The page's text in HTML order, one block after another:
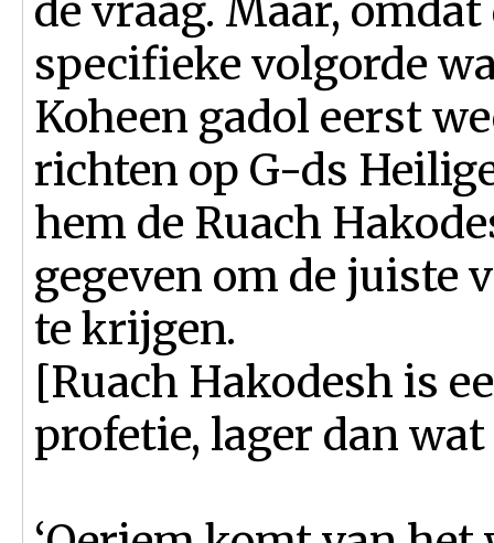
de vraag. Maar,
specifieke volgorde
Koheen gadol eerst
richten op G-ds
hem de Ruach
gegeven om de juiste
te krijgen.
[Ruach Hakodesh is
profetie, lager dan wat